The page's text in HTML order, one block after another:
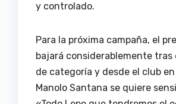
y controlado.
Para la próxima campaña, el
bajará considerablemente tras
de categoría y desde el club
Manolo Santana se quiere